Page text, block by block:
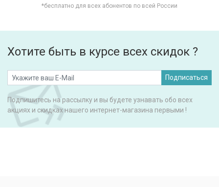
*бесплатно для всех абонентов по всей России
Хотите быть в курсе всех скидок ?
Подписаться
Подпишитесь на рассылку и вы будете узнавать обо всех
акциях и скидках нашего интернет-магазина первыми !